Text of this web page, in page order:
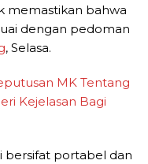
memastikan bahwa
dengan pedoman
, Selasa.
MK Tentang
Kejelasan Bagi
bersifat portabel dan